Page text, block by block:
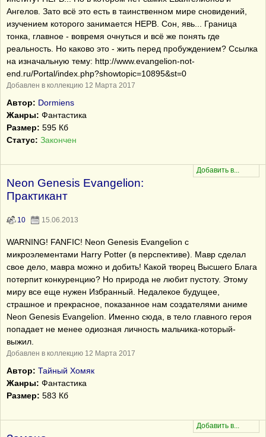
Ангелов. Зато всё это есть в таинственном мире сновидений,
изучением которого занимается НЕРВ. Сон, явь... Граница
тонка, главное - вовремя очнуться и всё же понять где
реальность. Но каково это - жить перед пробуждением? Ссылка
на изначальную тему: http://www.evangelion-not-
end.ru/Portal/index.php?showtopic=10895&st=0
Добавлен в коллекцию 12 Марта 2017
Автор: Dormiens
Жанры: Фантастика
Размер: 595 Кб
Статус: Закончен
Neon Genesis Evangelion:
Практикант
10 15.06.2013
WARNING! FANFIC! Neon Genesis Evangelion с
микроэлементами Harry Potter (в перспективе). Мавр сделал
свое дело, мавра можно и добить! Какой творец Высшего Блага
потерпит конкуренцию? Но природа не любит пустоту. Этому
миру все еще нужен Избранный. Недалекое будущее,
страшное и прекрасное, показанное нам создателями аниме
Neon Genesis Evangelion. Именно сюда, в тело главного героя
попадает не менее одиозная личность мальчика-который-
выжил.
Добавлен в коллекцию 12 Марта 2017
Автор: Тайный Хомяк
Жанры: Фантастика
Размер: 583 Кб